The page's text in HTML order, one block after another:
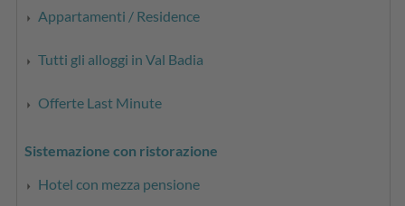
Appartamenti / Residence
Tutti gli alloggi in Val Badia
Offerte Last Minute
Sistemazione con ristorazione
Hotel con mezza pensione